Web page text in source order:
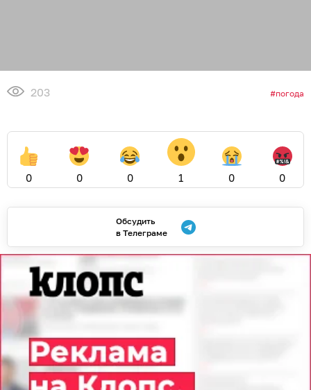
203 погода
0 0 0 1 0 0
Обсудить
в Телеграме